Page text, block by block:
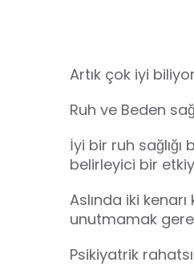
Artık çok iyi
Ruh ve Beden
İyi bir ruh sağlığı
belirleyici bir
Aslında iki
unutmamak
Psikiyatrik